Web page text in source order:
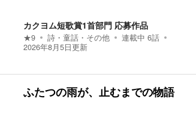
カクヨム短歌賞1首部門 応募作品
★9 詩・童話・その他 連載中 6話
2026年8月5日更新
ふたつの雨が、止むまでの物語